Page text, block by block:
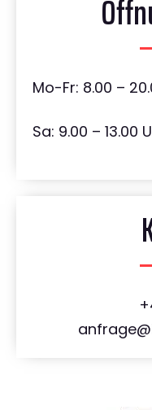
Mo-Fr: 8.00 –
Sa: 9.00 – 13.00